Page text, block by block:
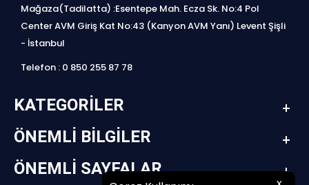
Mağaza(Tadilatta) :Esentepe Mah. Ecza Sk. No:4 Pol
Center AVM Giriş Kat No:43 (Kanyon AVM Yanı) Levent Şişli
- İstanbul
Telefon : 0 850 255 87 78
KATEGORILER
ÖNEMLI BILGILER
ÖNEMLI SAYFALAR